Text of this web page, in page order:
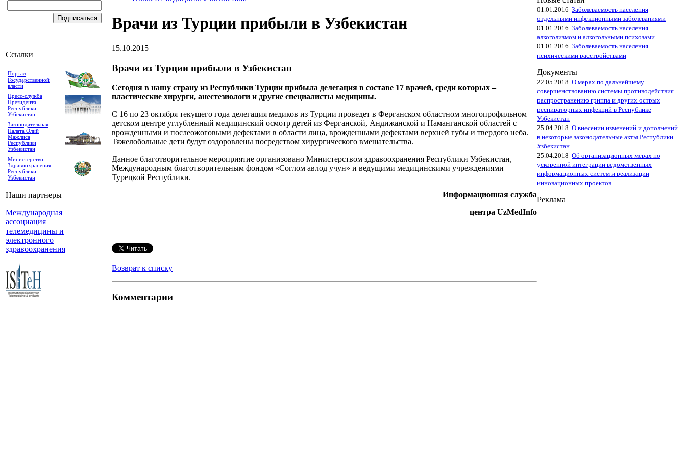
Ссылки
Портал
Государственной
власти
Пресс-служба
Президента
Республики
Узбекистан
Законодательная
Палата Олий
Мажлиса
Республики
Узбекистан
Министерство
Здравоохранения
Республики
Узбекистан
Наши партнеры
Международная
ассоциация
телемедицины и
электронного
здравоохранения
Врачи из Турции прибыли в Узбекистан
15.10.2015
Врачи из Турции прибыли в Узбекистан
Сегодня в нашу страну из Республики Турции прибыла делегация в составе 17 врачей, среди которых –
пластические хирурги, анестезиологи и другие специалисты медицины.
С 16 по 23 октября текущего года делегация медиков из Турции проведет в Ферганском областном многопрофильном
детском центре углубленный медицинский осмотр детей из Ферганской, Андижанской и Наманганской областей с
врожденными и послеожоговыми дефектами в области лица, врожденными дефектами верхней губы и твердого неба.
Тяжелобольные дети будут оздоровлены посредством хирургического вмешательства.
Данное благотворительное мероприятие организовано Министерством здравоохранения Республики Узбекистан,
Международным благотворительным фондом «Соглом авлод учун» и ведущими медицинскими учреждениями
Турецкой Республики.
Информационная служба
центра UzMedInfo
Возврат к списку
Комментарии
01.01.2016 Заболеваемость населения
отдельными инфекционными заболеваниями
01.01.2016 Заболеваемость населения
алкоголизмом и алкогольными психозами
01.01.2016 Заболеваемость населения
психическими расстройствами
Документы
22.05.2018 О мерах по дальнейшему
совершенствованию системы противодействия
распространению гриппа и других острых
респираторных инфекций в Республике
Узбекистан
25.04.2018 О внесении изменений и дополнений
в некоторые законодательные акты Республики
Узбекистан
25.04.2018 Об организационных мерах но
ускоренной интеграции ведомственных
информационных систем и реализации
инновационных проектов
Реклама